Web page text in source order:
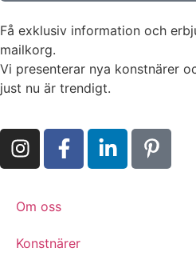
Få exklusiv information och
mailkorg.
Vi presenterar nya konstnärer
just nu är trendigt.
Om oss
Konstnärer